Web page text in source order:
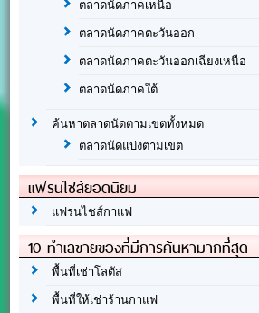
ตลาดนัดภาคเหนือ
ตลาดนัดภาคตะวันออก
ตลาดนัดภาคตะวันออกเฉียงเหนือ
ตลาดนัดภาคใต้
ค้นหาตลาดนัดตามเขตทั้งหมด
ตลาดนัดแบ่งตามเขต
แฟรนไชส์ยอดนิยม
แฟรนไชส์กาแฟ
10 ทำเลขายของที่มีการค้นหามากที่สุด
พื้นที่เช่าโลตัส
พื้นที่ให้เช่าร้านกาแฟ